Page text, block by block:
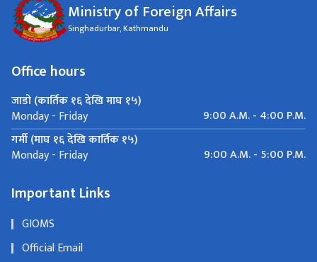
Ministry of Foreign Affairs
Singhadurbar, Kathmandu
Office hours
जाडो (कार्तिक १६ देखि माघ १५)
Monday - Friday
9:00 A.M. - 4:00 P.M.
गर्मी (माघ १६ देखि कार्तिक १५)
Monday - Friday 9:00 A.M. - 5:00 P.M.
Important Links
GIOMS
Official Email